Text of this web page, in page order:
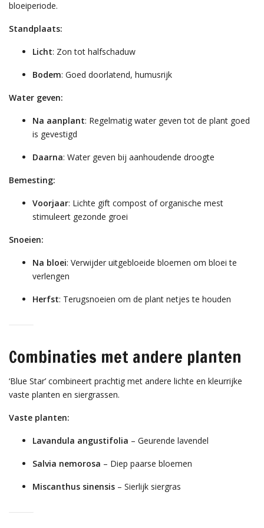
bloeiperiode.
Standplaats:
Licht: Zon tot halfschaduw
Bodem: Goed doorlatend, humusrijk
Water geven:
Na aanplant: Regelmatig water geven tot de plant goed
is gevestigd
Daarna: Water geven bij aanhoudende droogte
Bemesting:
Voorjaar: Lichte gift compost of organische mest
stimuleert gezonde groei
Snoeien:
Na bloei: Verwijder uitgebloeide bloemen om bloei te
verlengen
Herfst: Terugsnoeien om de plant netjes te houden
Combinaties met andere planten
‘Blue Star’ combineert prachtig met andere lichte en kleurrijke
vaste planten en siergrassen.
Vaste planten:
Lavandula angustifolia – Geurende lavendel
Salvia nemorosa – Diep paarse bloemen
Miscanthus sinensis – Sierlijk siergras